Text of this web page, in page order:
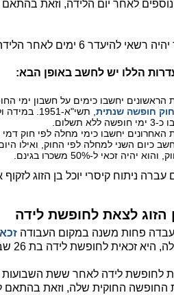
ימים לאחר הלידה כולל יום הלידה עצמו.
חופשה שנתית
תשלום.
כיום השני למחלה לפי החוק, ואילו
זכאי ל-50% משכרו בגינם.
ניתוח קיסרי יוכל בן הזוג
הזוג לצאת לחופשת לידה
פחות משנה במקום העבודה
זכאית לחופשת לידה בת 26 שבועות.
לחופשת לידה לאחר ששת
החוקית שלה, וזאת בהתאם לסעיף 6(ח)(1) לחוק